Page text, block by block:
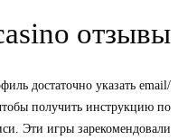
отзывы
достаточно указать email/
получить инструкцию по
Эти игры зарекомендовали